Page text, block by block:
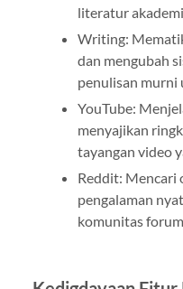
literatur
Writing:
dan mengubah
penulisan murni
YouTube:
menyajikan
tayangan video
Reddit: Mencari
pengalaman
komunitas